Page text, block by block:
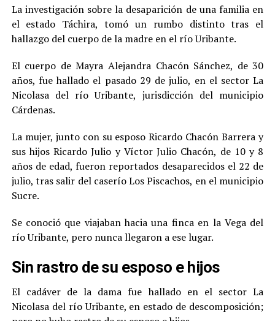
La investigación sobre la desaparición de una familia en
el estado Táchira, tomó un rumbo distinto tras el
hallazgo del cuerpo de la madre en el río Uribante.
El cuerpo de Mayra Alejandra Chacón Sánchez, de 30
años, fue hallado el pasado 29 de julio, en el sector La
Nicolasa del río Uribante, jurisdicción del municipio
Cárdenas.
La mujer, junto con su esposo Ricardo Chacón Barrera y
sus hijos Ricardo Julio y Víctor Julio Chacón, de 10 y 8
años de edad, fueron reportados desaparecidos el 22 de
julio, tras salir del caserío Los Piscachos, en el municipio
Sucre.
Se conoció que viajaban hacia una finca en la Vega del
río Uribante, pero nunca llegaron a ese lugar.
Sin rastro de su esposo e hijos
El cadáver de la dama fue hallado en el sector La
Nicolasa del río Uribante, en estado de descomposición;